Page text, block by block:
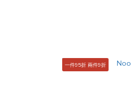
一件95折 兩件9折